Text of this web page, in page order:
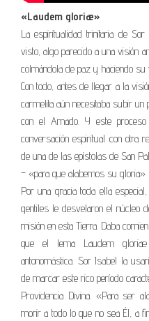
«Laudem gloriæ»
La espiritualidad trinitaria de
visto, algo parecido a una visión
colmándola de paz y haciendo su
Con todo, antes de llegar a la
carmelita aún necesitaba subir
con el Amado. Y este proceso
conversación espiritual con otra
de una de las epístolas de San
– «para que alabemos su gloria»
Por una gracia toda ella
gentiles le desvelaron el núcleo
misión en esta Tierra. Daba
que el lema Laudem
antonomástica. Sor Isabel la
de marcar este rico período
Providencia Divina. «Para ser
morir a todo lo que no sea Él, a